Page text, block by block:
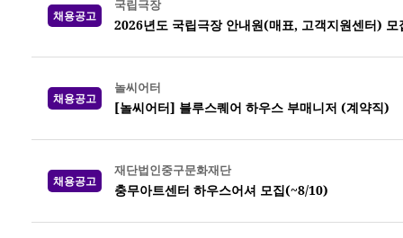
채용공고
국립극장
2026년도 국립극장 안내원(매표, 고객지원센터)
채용공고
놀씨어터
[놀씨어터] 블루스퀘어 하우스 부매니저 (계약직)
채용공고
재단법인중구문화재단
충무아트센터 하우스어셔 모집(~8/10)